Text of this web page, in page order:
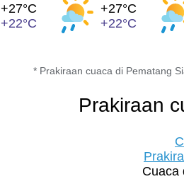
+27°C
+22°C
+27°C
+22°C
* Prakiraan cuaca di Pematang
Prakiraan
Cuaca